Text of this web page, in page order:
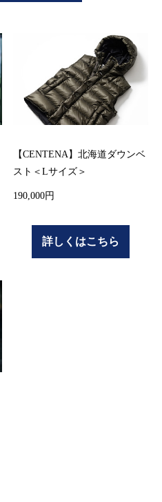
【CENTENA】北海道ダウンベ
スト＜Lサイズ＞
190,000円
詳しくはこちら